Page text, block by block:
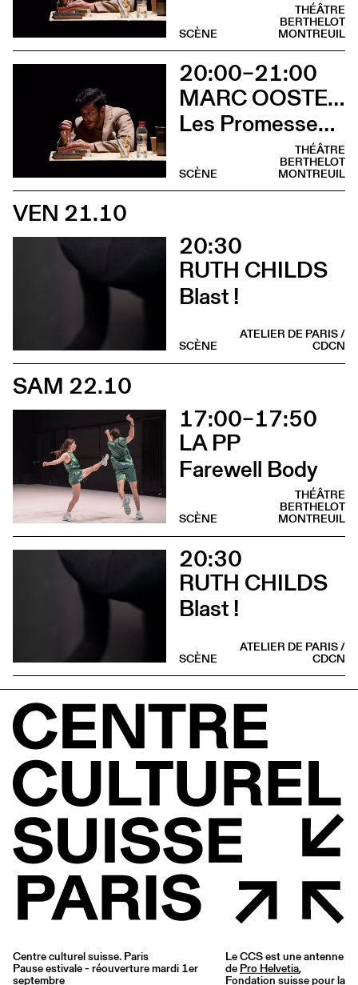
THÉÂTRE
BERTHELOT
MONTREUIL
SCÈNE
20:00–21:00
MARC OOSTERHOFF
Les Promesses de l’incertitude
THÉÂTRE
BERTHELOT
MONTREUIL
SCÈNE
VEN 21.10
20:30
RUTH CHILDS
Blast !
ATELIER DE PARIS /
CDCN
SCÈNE
SAM 22.10
17:00–17:50
LA PP
Farewell Body
THÉÂTRE
BERTHELOT
MONTREUIL
SCÈNE
20:30
RUTH CHILDS
Blast !
ATELIER DE PARIS /
CDCN
SCÈNE
Centre culturel suisse. Paris
Pause estivale - réouverture mardi 1er
septembre
Le CCS est une antenne
de Pro Helvetia,
Fondation suisse pour la